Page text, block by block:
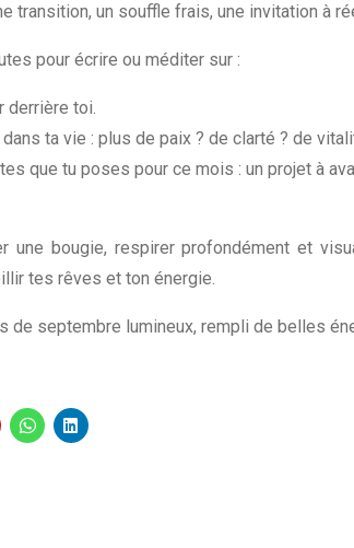
transition, un souffle frais, une invitation à
pour écrire ou méditer sur :
derrière toi.
ta vie : plus de paix ? de clarté ? de
que tu poses pour ce mois : un projet à
une bougie, respirer profondément et
tes rêves et ton énergie.
de septembre lumineux, rempli de belles